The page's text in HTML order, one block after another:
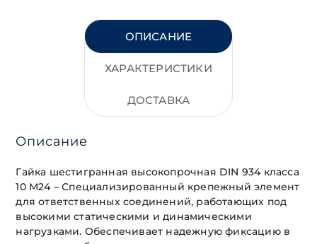
ОПИСАНИЕ
ХАРАКТЕРИСТИКИ
ДОСТАВКА
Описание
Гайка шестигранная высокопрочная DIN 934 класса
10 М24 – Специализированный крепежный элемент
для ответственных соединений, работающих под
высокими статическими и динамическими
нагрузками. Обеспечивает надежную фиксацию в